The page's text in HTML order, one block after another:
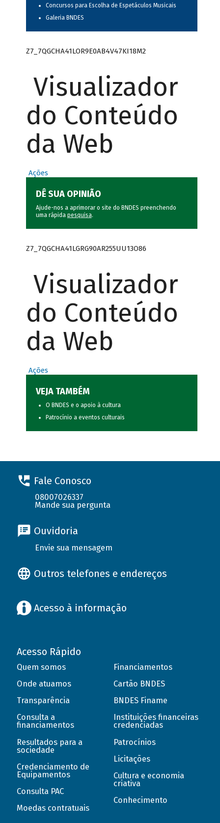
Concursos para Escolha de Espetáculos Musicais
Galeria BNDES
Z7_7QGCHA41LOR9E0AB4V47KI18M2
Visualizador
do Conteúdo
da Web
Ações
DÊ SUA OPINIÃO
Ajude-nos a aprimorar o site do BNDES preenchendo
uma rápida pesquisa.
Z7_7QGCHA41LGRG90AR255UU13O86
Visualizador
do Conteúdo
da Web
Ações
VEJA TAMBÉM
O BNDES e o apoio à cultura
Patrocínio a eventos culturais
Fale Conosco
08007026337
Mande sua pergunta
Ouvidoria
Envie sua mensagem
Outros telefones e endereços
Acesso à informação
Acesso Rápido
Quem somos
Onde atuamos
Transparência
Consulta a
financiamentos
Resultados para a
sociedade
Credenciamento de
Equipamentos
Consulta PAC
Moedas contratuais
Financiamentos
Cartão BNDES
BNDES Finame
Instituições financeiras
credenciadas
Patrocínios
Licitações
Cultura e economia
criativa
Conhecimento